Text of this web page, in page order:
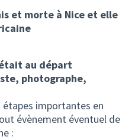
et morte à Nice et elle
au départ
photographe,
étapes importantes en
évènement éventuel de
: